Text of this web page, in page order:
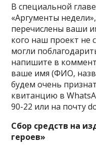
В специальной
«Аргументы
перечислены ваши
кого наш проект не
могли
напишите в
ваше имя (ФИО,
будем очень
квитанцию в
90-22 или на почту
Сбор средств на
героев»